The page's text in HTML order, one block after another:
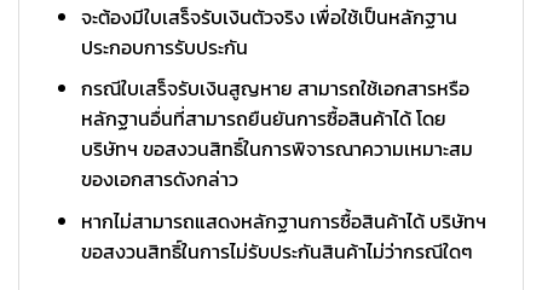
จะต้องมีใบเสร็จรับเงินตัวจริง เพื่อใช้เป็นหลักฐาน
ประกอบการรับประกัน
กรณีใบเสร็จรับเงินสูญหาย สามารถใช้เอกสารหรือ
หลักฐานอื่นที่สามารถยืนยันการซื้อสินค้าได้ โดย
บริษัทฯ ขอสงวนสิทธิ์ในการพิจารณาความเหมาะสม
ของเอกสารดังกล่าว
หากไม่สามารถแสดงหลักฐานการซื้อสินค้าได้ บริษัทฯ
ขอสงวนสิทธิ์ในการไม่รับประกันสินค้าไม่ว่ากรณีใดๆ